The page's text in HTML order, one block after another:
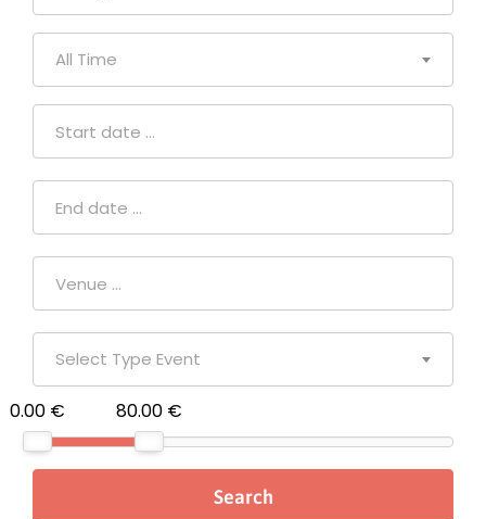
All Time
Select Type Event
0.00 € 80.00 €